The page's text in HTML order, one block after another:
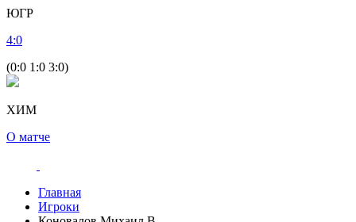
ЮГР
4:0
(0:0 1:0 3:0)
ХИМ
О матче
Главная
Игроки